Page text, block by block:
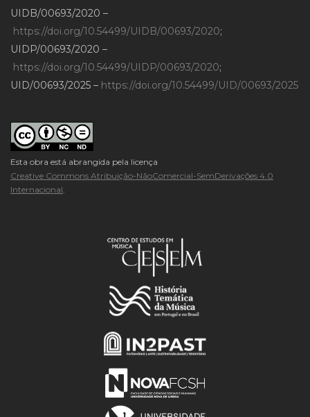
UIDB/00693/2020 –
https://doi.org/10.54499/UIDB/00693/2020;
UIDP/00693/2020 –
https://doi.org/10.54499/UIDP/00693/2020;
UID/00693/2025 – https://doi.org/10.54499/UID/00693/2025
Esta obra está abrangida pela licença
Creative Commons Atribuição-NãoComercial-SemDerivações 4.0
Internacional